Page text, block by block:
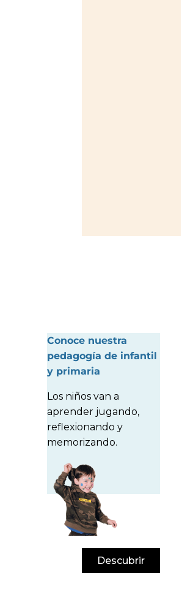
Conoce nuestra
pedagogía de infantil
y primaria
Los niños van a
aprender jugando,
reflexionando y
memorizando.
Descubrir